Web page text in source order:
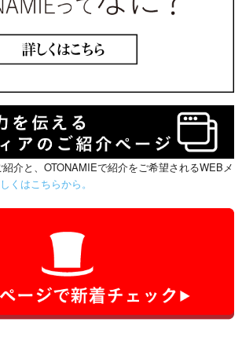
介と、OTONAMIEで紹介をご希望されるWEBメ
くはこちらから。